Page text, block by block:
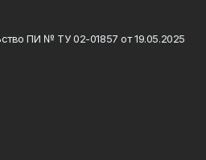
ПИ № ТУ 02-01857 от 19.05.2025